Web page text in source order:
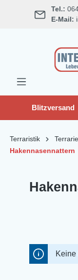
springen Tel.:
E-Mail:
Blitzversand
Terraristik
Hakennasennattern
Keine